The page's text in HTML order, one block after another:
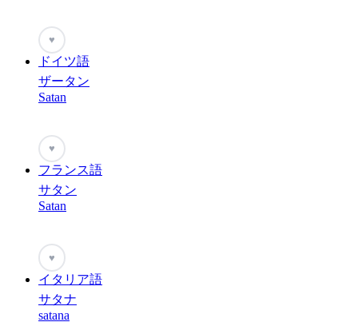
♥
ドイツ語
ザータン
Satan
♥
フランス語
サタン
Satan
♥
イタリア語
サタナ
satana